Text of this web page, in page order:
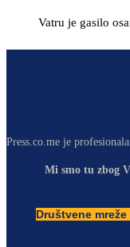
Vatru je gasilo
Press.co.me je
Mi smo tu zbog
Društvene mreže